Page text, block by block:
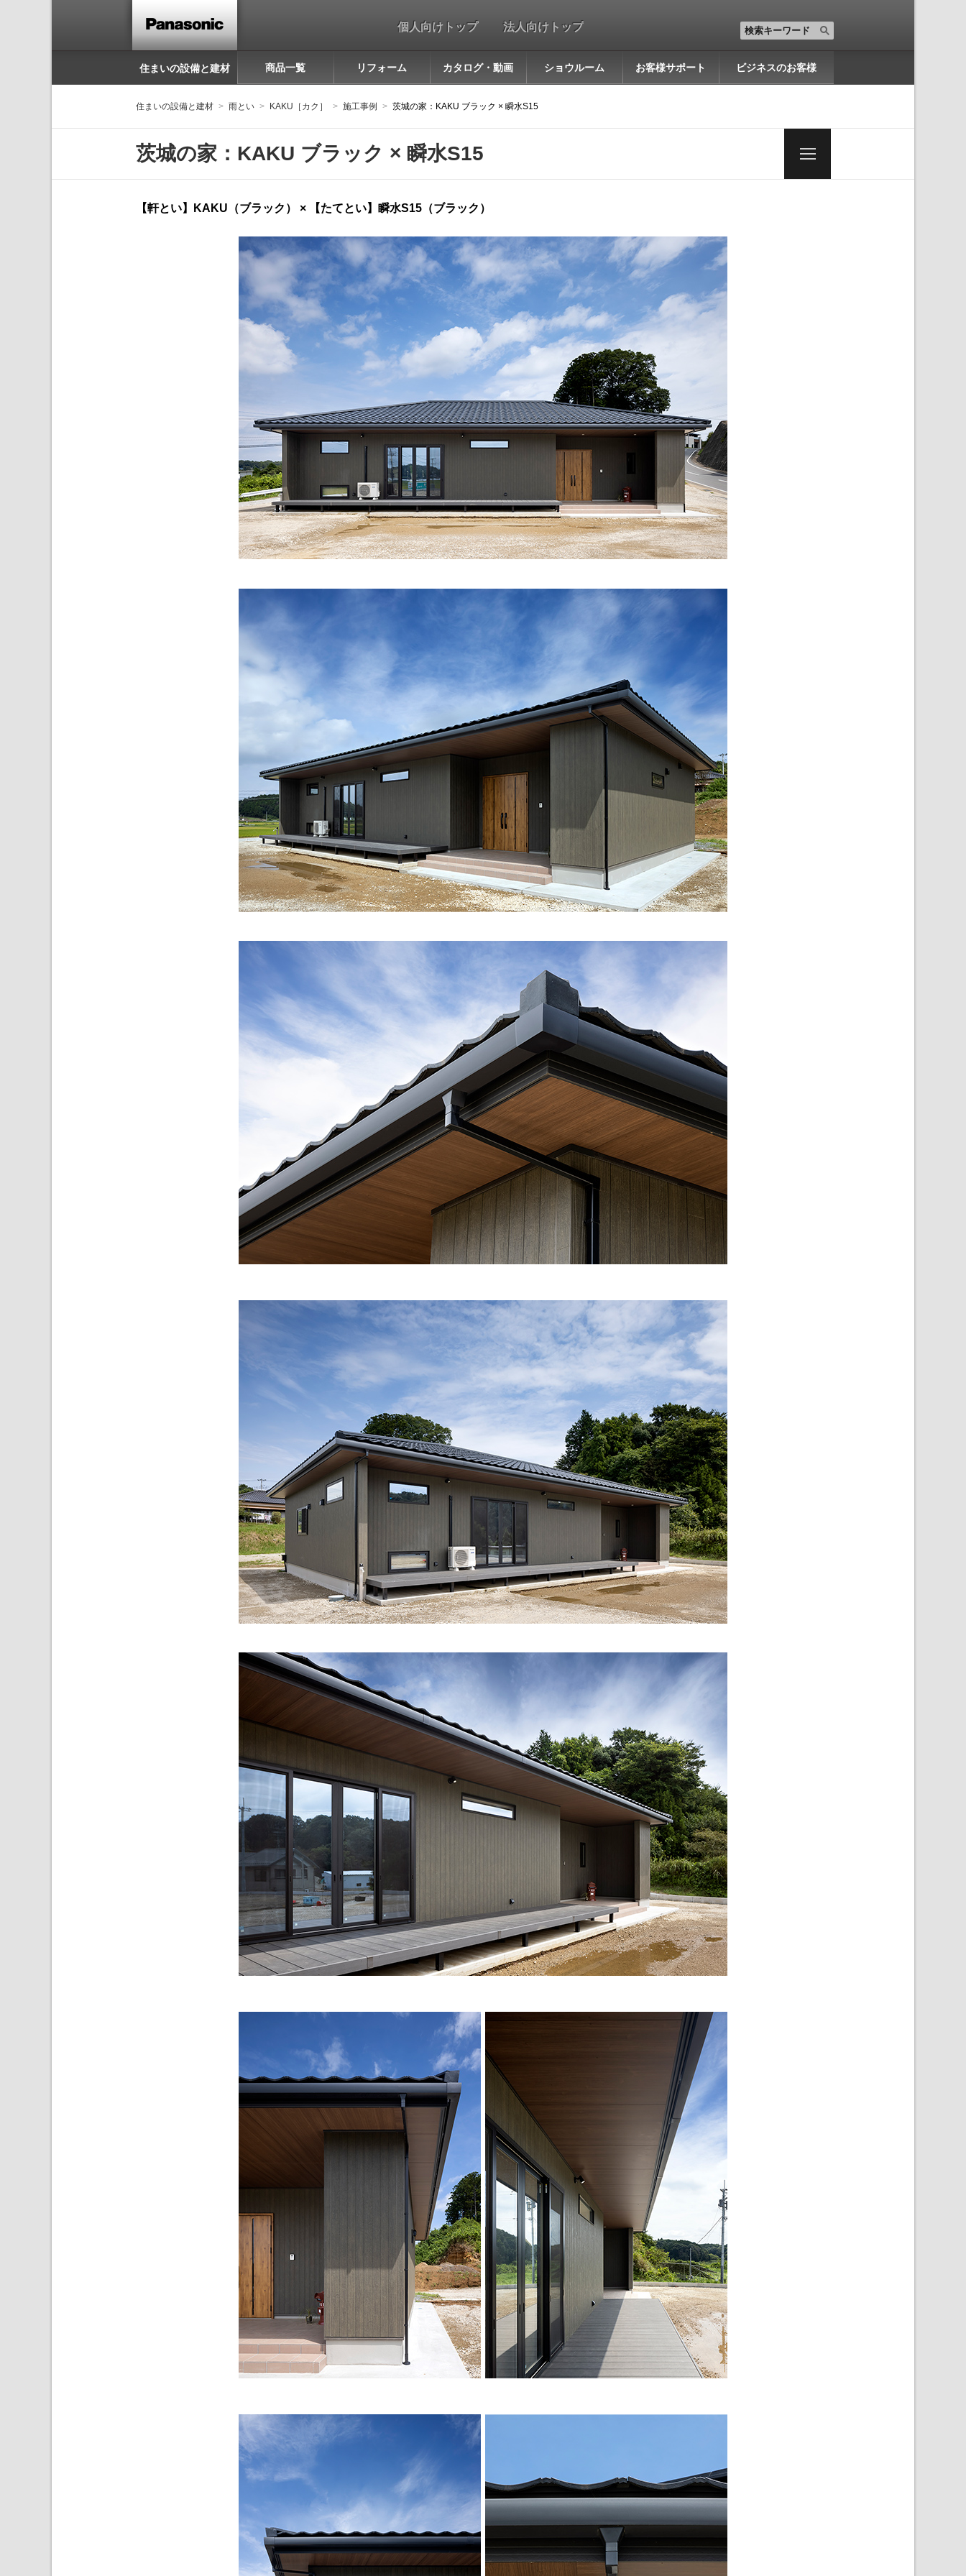
個人向けトップ 法人向けトップ
住まいの設備と建材 商品一覧 リフォーム カタログ・動画 ショウルーム お客様サポート ビジネスのお客様
住まいの設備と建材 雨とい KAKU［カク］ 施工事例 茨城の家：KAKU ブラック × 瞬水S15
茨城の家：KAKU ブラック × 瞬水S15
【軒とい】KAKU（ブラック） × 【たてとい】瞬水S15（ブラック）